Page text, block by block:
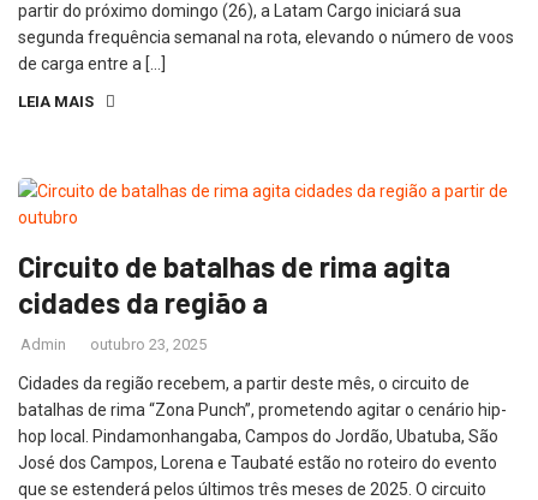
partir do próximo domingo (26), a Latam Cargo iniciará sua
segunda frequência semanal na rota, elevando o número de voos
de carga entre a […]
LEIA MAIS
Circuito de batalhas de rima agita
cidades da região a
Admin outubro 23, 2025
Cidades da região recebem, a partir deste mês, o circuito de
batalhas de rima “Zona Punch”, prometendo agitar o cenário hip-
hop local. Pindamonhangaba, Campos do Jordão, Ubatuba, São
José dos Campos, Lorena e Taubaté estão no roteiro do evento
que se estenderá pelos últimos três meses de 2025. O circuito